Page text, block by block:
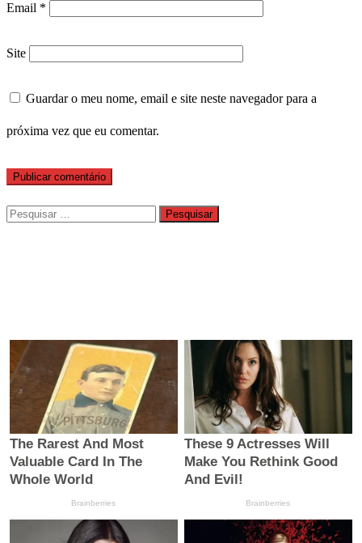
Email *
Site
Guardar o meu nome, email e site neste navegador para a
próxima vez que eu comentar.
Pesquisar
por: